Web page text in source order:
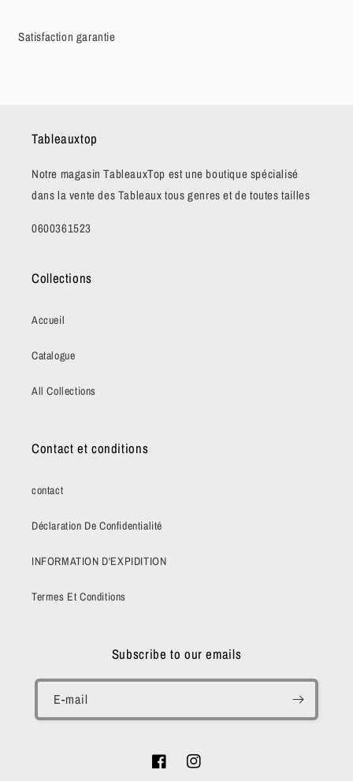
Satisfaction garantie
Tableauxtop
Notre magasin TableauxTop est une boutique spécialisé
dans la vente des Tableaux tous genres et de toutes tailles
0600361523
Collections
Accueil
Catalogue
All Collections
Contact et conditions
contact
Déclaration De Confidentialité
INFORMATION D'EXPIDITION
Termes Et Conditions
Subscribe to our emails
E-mail
FacebookInstagram